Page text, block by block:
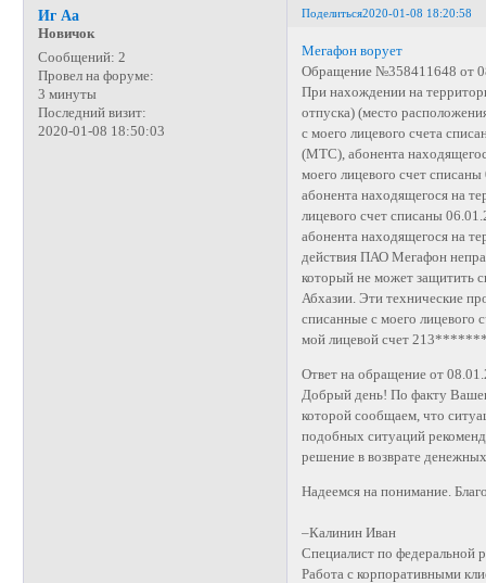
Поделиться2020-01-08 18:20:58
Иг Аа
Новичок
Сообщений: 2
Провел на форуме:
3 минуты
Последний визит:
2020-01-08 18:50:03
Мегафон ворует
Обращение №358411648 от
При нахождении на
отпуска) (место
с моего лицевого счета
(МТС), абонента
моего лицевого счет
абонента находящегося на
лицевого счет списаны
абонента находящегося на
действия ПАО Мегафон
который не может защитить
Абхазии. Эти технические
списанные с моего
мой лицевой счет
Ответ на обращение от
Добрый день! По факту
которой сообщаем, что
подобных ситуаций
решение в возврате
Надеемся на понимание.
–Калинин Иван
Специалист по федеральной
Работа с корпоративными